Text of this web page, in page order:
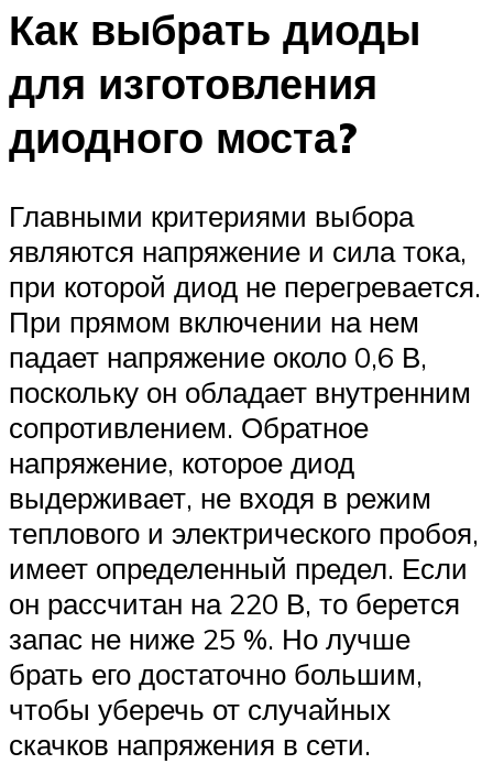
Как выбрать диоды
для изготовления
диодного моста?
Главными критериями выбора
являются напряжение и сила тока,
при которой диод не перегревается.
При прямом включении на нем
падает напряжение около 0,6 В,
поскольку он обладает внутренним
сопротивлением. Обратное
напряжение, которое диод
выдерживает, не входя в режим
теплового и электрического пробоя,
имеет определенный предел. Если
он рассчитан на 220 В, то берется
запас не ниже 25 %. Но лучше
брать его достаточно большим,
чтобы уберечь от случайных
скачков напряжения в сети.